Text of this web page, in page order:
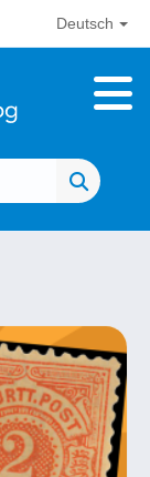
Deutsch